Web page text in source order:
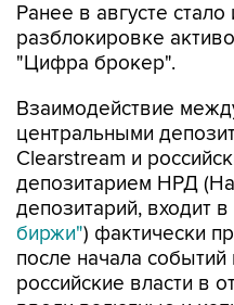
Ранее в августе
разблокировке
"Цифра брокер".
Взаимодействие
центральными
Clearstream и
депозитарием НРД
депозитарий, входит в
биржи") фактически
после начала событий
российские власти в